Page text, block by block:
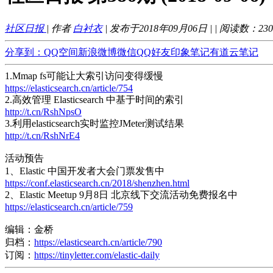
社区日报 | 作者白衬衣 | 发布于2018年09月06日 | | 阅读数：
分享到： QQ空间新浪微博微信QQ好友印象笔记有道云笔记
1.Mmap fs可能让大索引访问变得缓慢
https://elasticsearch.cn/article/754
2.高效管理 Elasticsearch 中基于时间的索引
http://t.cn/RshNpsO
3.利用elasticsearch实时监控JMeter测试结果
http://t.cn/RshNrE4
​活动预告
1、Elastic 中国开发者大会门票发售中
https://conf.elasticsearch.cn/2018/shenzhen.html
2、Elastic Meetup 9月8日 北京线下交流活动免费报名中
https://elasticsearch.cn/article/759
编辑：金桥
归档： https://elasticsearch.cn/article/790
订阅： https://tinyletter.com/elastic-daily